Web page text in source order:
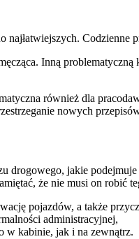
Inną
również dla
nowych
drogowego, jakie
że nie musi on
pojazdów, a także
administracyjnej,
w kabinie, jak i na zewnątrz.